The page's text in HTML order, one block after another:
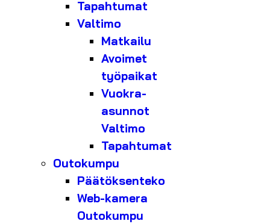
Tapahtumat
Valtimo
Matkailu
Avoimet
työpaikat
Vuokra-
asunnot
Valtimo
Tapahtumat
Outokumpu
Päätöksenteko
Web-kamera
Outokumpu